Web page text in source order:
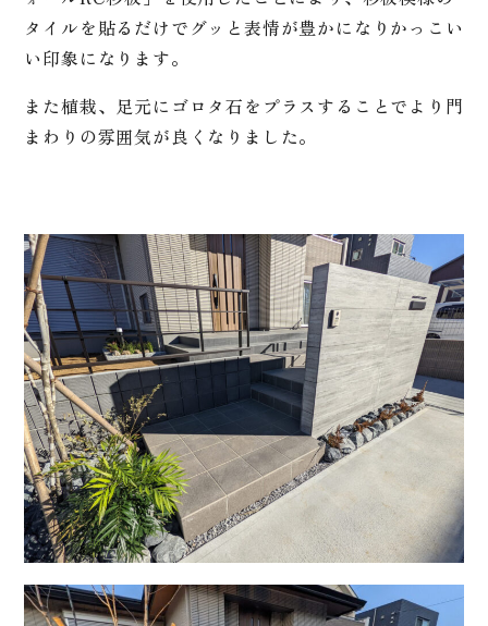
タイルを貼るだけでグッと表情が豊かになりかっこい
い印象になります。
また植栽、足元にゴロタ石をプラスすることでより門
まわりの雰囲気が良くなりました。